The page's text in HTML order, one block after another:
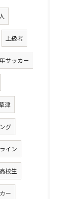
上級者
サッカー
津
グ
イン
高校生
ー